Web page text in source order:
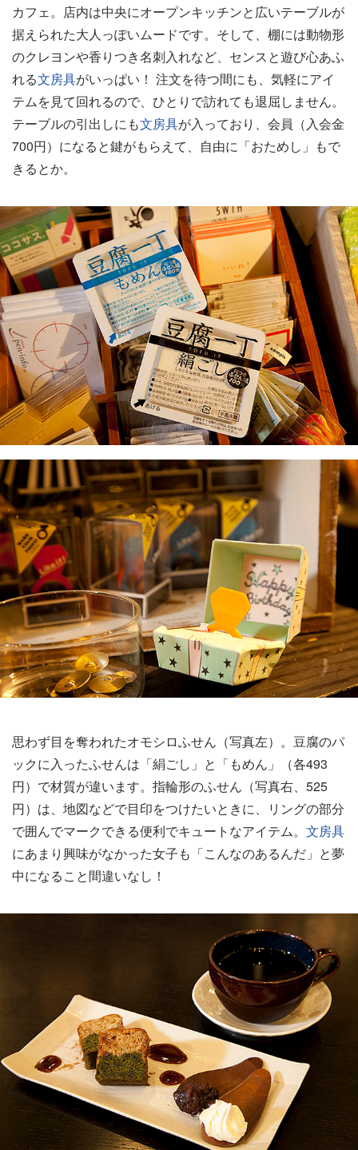
カフェ。店内は中央にオープンキッチンと広いテーブルが
据えられた大人っぽいムードです。そして、棚には動物形
のクレヨンや香りつき名刺入れなど、センスと遊び心あふ
れる文房具がいっぱい！ 注文を待つ間にも、気軽にアイ
テムを見て回れるので、ひとりで訪れても退屈しません。
テーブルの引出しにも文房具が入っており、会員（入会金
700円）になると鍵がもらえて、自由に「おためし」もで
きるとか。
思わず目を奪われたオモシロふせん（写真左）。豆腐のパ
ックに入ったふせんは「絹ごし」と「もめん」（各493
円）で材質が違います。指輪形のふせん（写真右、525
円）は、地図などで目印をつけたいときに、リングの部分
で囲んでマークできる便利でキュートなアイテム。 文房具
にあまり興味がなかった女子も「こんなのあるんだ」と夢
中になること間違いなし！